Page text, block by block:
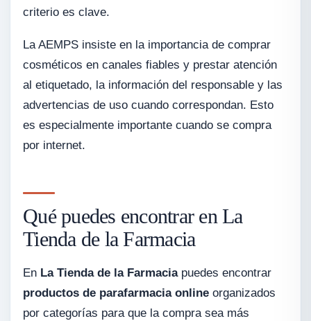
criterio es clave.
La AEMPS insiste en la importancia de comprar
cosméticos en canales fiables y prestar atención
al etiquetado, la información del responsable y las
advertencias de uso cuando correspondan. Esto
es especialmente importante cuando se compra
por internet.
Qué puedes encontrar en La
Tienda de la Farmacia
En La Tienda de la Farmaciapuedes encontrar
productos de parafarmacia online organizados
por categorías para que la compra sea más